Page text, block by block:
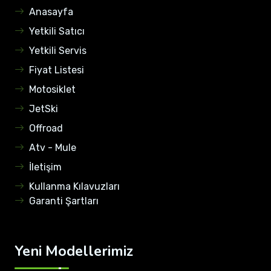
Anasayfa
Yetkili Satıcı
Yetkili Servis
Fiyat Listesi
Motosiklet
JetSki
Offroad
Atv - Mule
İletişim
Kullanma Kılavuzları
Garanti Şartları
Yeni Modellerimiz